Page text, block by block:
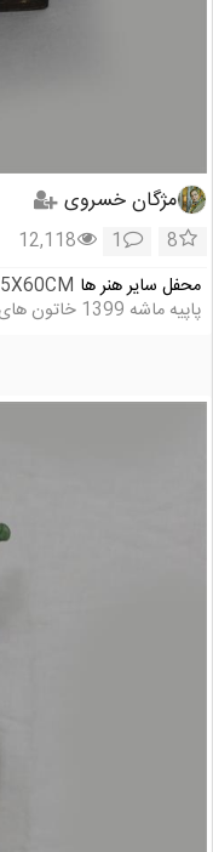
مژگان خسروی
8
1
12,118
محفل سایر هنر ها 5X60CM
پاپیه ماشه 1399 خاتون های من مژگان خسروی